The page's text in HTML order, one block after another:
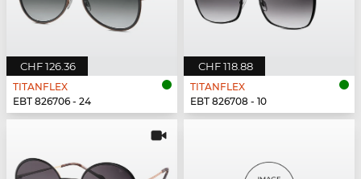
CHF 126.36
TITANFLEX
EBT 826706 - 24
CHF 118.88
TITANFLEX
EBT 826708 - 10